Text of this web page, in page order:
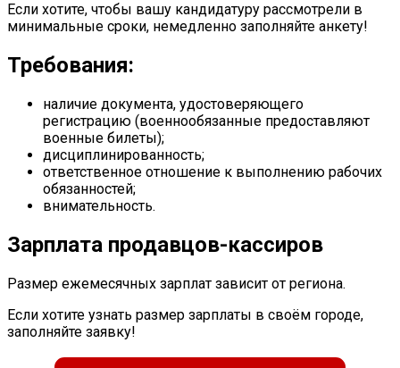
Если хотите, чтобы вашу кандидатуру рассмотрели в
минимальные сроки, немедленно заполняйте анкету!
Требования:
наличие документа, удостоверяющего
регистрацию (военнообязанные предоставляют
военные билеты);
дисциплинированность;
ответственное отношение к выполнению рабочих
обязанностей;
внимательность.
Зарплата продавцов-кассиров
Размер ежемесячных зарплат зависит от региона.
Если хотите узнать размер зарплаты в своём городе,
заполняйте заявку!